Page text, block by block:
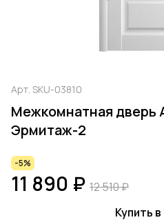
Арт. SKU-03810
Межкомнатная дверь
Эрмитаж-2
-5%
11 890 ₽ 12 510 ₽
Купить в